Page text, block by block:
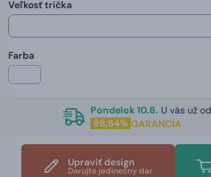
Veľkosť trička
Farba
Pondelok 10.8. U vás už
98,84% GARANCIA
Upraviť design
Darujte jedinečný dar